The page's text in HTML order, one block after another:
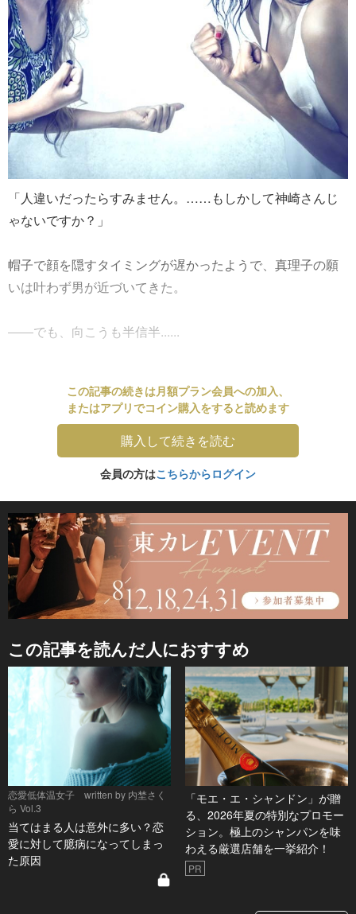
「人違いだったらすみません。……もしかして神崎さんじ
ゃないですか？」
帽子で顔を隠すタイミングが遅かったようで、真理子の願
いは叶わず男が近づいてきた。
――でも、向こうも半信半......
この記事の続きは月額プラン会員への加入、
またはアプリでコイン購入をすると読めます
購入して続きを読む
会員の方はこちらからログイン
この記事を読んだ人におすすめ
恋愛低体温女子 written by 内埜さく
ら Vol.3
当てはまる人は意外に多い？恋
愛に対して臆病になってしまっ
た原因
「モエ・エ・シャンドン」が贈
る、2026年夏の特別なプロモー
ション。極上のシャンパンを味
わえる厳選店舗を一挙紹介！
PR